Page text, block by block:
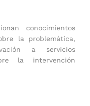
conocimientos
la problemática,
a servicios
la intervención